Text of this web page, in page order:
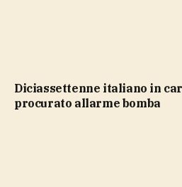
Diciassettenne italiano in carcere a Malta per un
procurato allarme bomba